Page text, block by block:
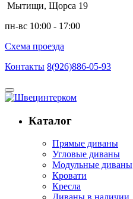
Мытищи, Щорса 19
пн-вс 10:00 - 17:00
Схема проезда
Контакты 8(926)886-05-93
Каталог
Прямые диваны
Угловые диваны
Модульные диваны
Кровати
Кресла